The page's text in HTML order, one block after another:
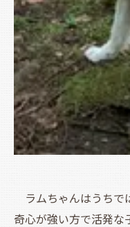
ラムちゃんはうちで
奇心が強い方で活発な